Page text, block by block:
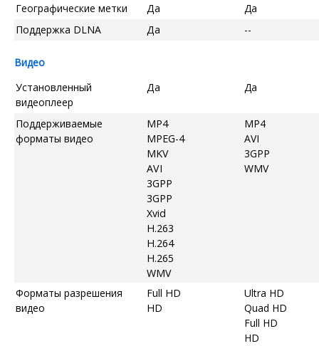
Географические метки Да
Да
Поддержка DLNA
Да --
Видео
Установленный
видеоплеер
Да Да
Поддерживаемые
форматы видео
MP4
MPEG-4
MKV
AVI
3GPP
3GPP
Xvid
H.263
H.264
H.265
WMV
MP4
AVI
3GPP
WMV
Форматы разрешения
видео
Full HD
HD
Ultra HD
Quad HD
Full HD
HD